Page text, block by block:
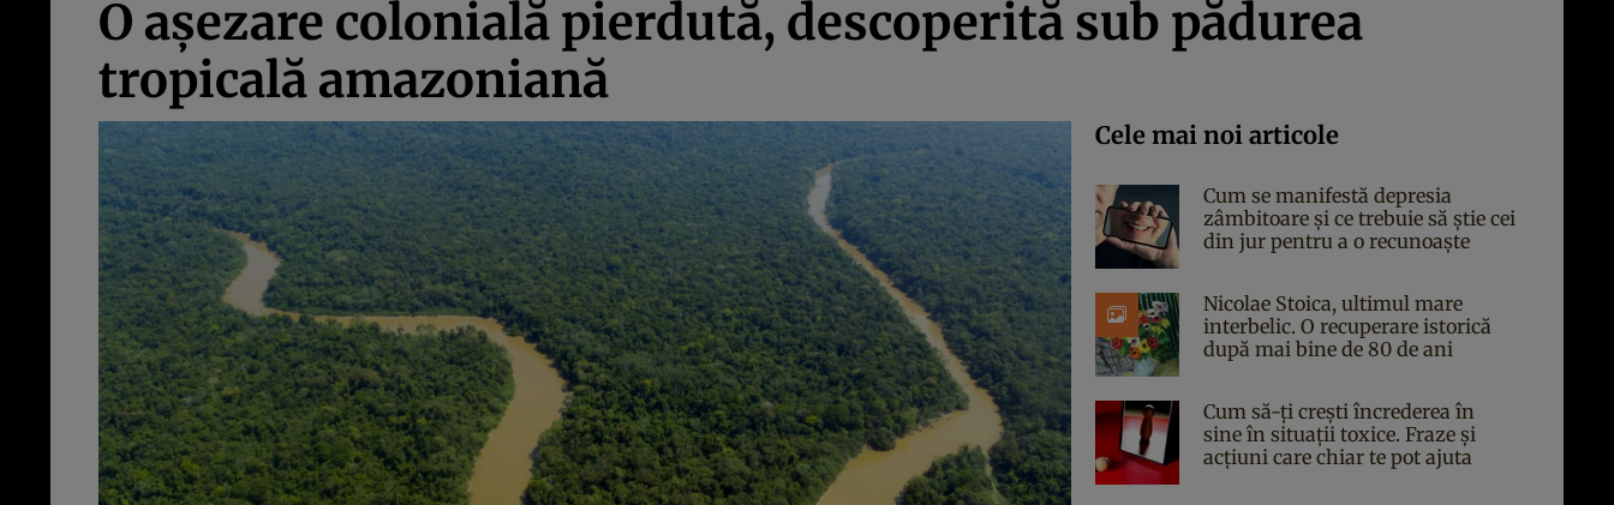
O așezare colonială pierdută, descoperită sub pădurea
tropicală amazoniană
Cele mai noi articole
Cum se manifestă depresia
zâmbitoare și ce trebuie să știe cei
din jur pentru a o recunoaște
Nicolae Stoica, ultimul mare
interbelic. O recuperare istorică
după mai bine de 80 de ani
Cum să-ți crești încrederea în
sine în situații toxice. Fraze și
acțiuni care chiar te pot ajuta